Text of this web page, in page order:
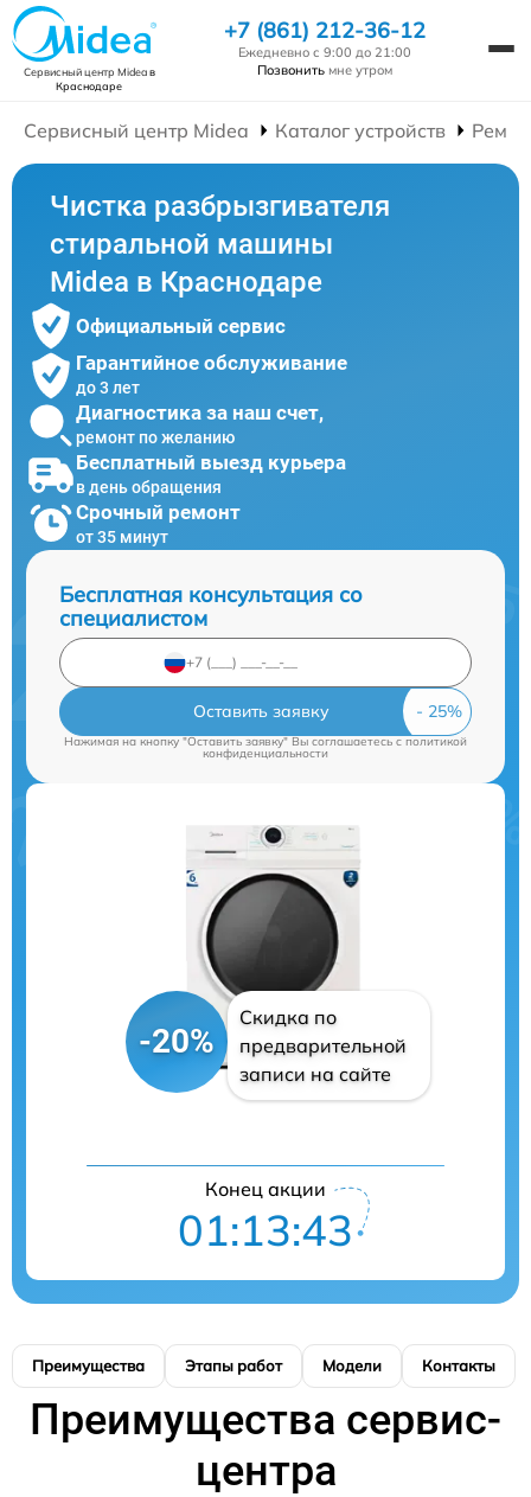
Сервисный центр Mideaв
Краснодаре
+7 (861) 212-36-12
Ежедневно с 9:00 до 21:00
Позвонить мне утром
Сервисный центр Midea Каталог устройств
Чистка разбрызгивателя
стиральной машины
Midea в Краснодаре
Официальный сервис
Гарантийное обслуживание
до 3 лет
Диагностика за наш счет,
ремонт по желанию
Бесплатный выезд курьера
в день обращения
Срочный ремонт
от 35 минут
Бесплатная консультация со
специалистом
Оставить заявку
Нажимая на кнопку "Оставить заявку" Вы соглашаетесь cполитикой
конфиденциальности
-20%
Скидка по
предварительной
записи на сайте
Конец акции
01:13:42
Преимущества Этапы работ Модели Контакты
Преимущества сервис-
центра